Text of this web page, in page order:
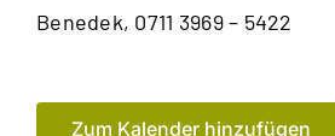
Benedek, 0711 3969 – 5422
Zum Kalender hinzufügen